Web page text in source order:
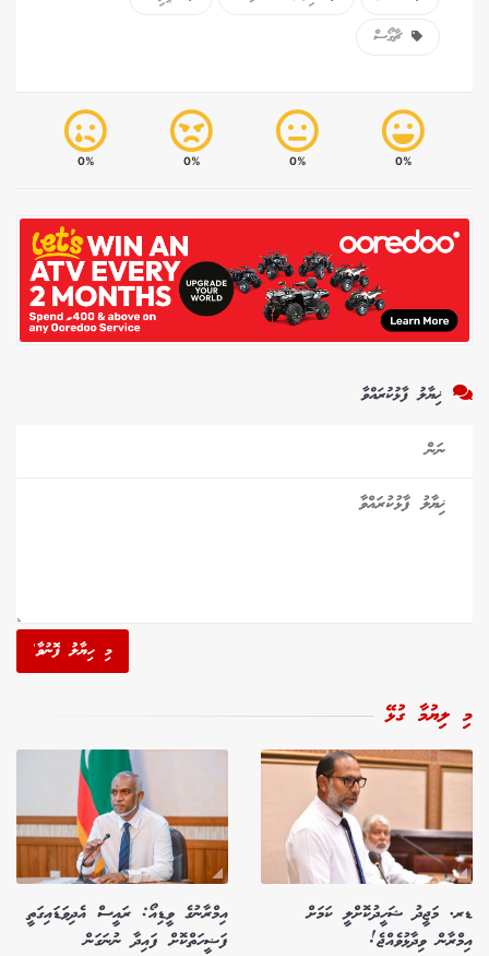
ޗާގޯސް
0%
0%
0%
0%
ޚިޔާލު ފާޅުކުރައްވާ
މި ހިޔާލު ފޮނުވާ'
މި ލިޔުމާ ގުޅޭ
ޑރ. މަޖީދު ޝަހީދުކޮށްލީ ކަމަށް
އިމްރާން ވިދާޅުވެއްޖެ!
އިމްރާނުގެ ވީޑިއޯ: ރައީސް އެދިވަޑައިގަތީ
ފަޟީހަތްކޮށް ފައިދާ ނުނަގަން